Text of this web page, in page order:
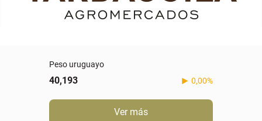
Peso uruguayo
40,193 0,00%
Ver más